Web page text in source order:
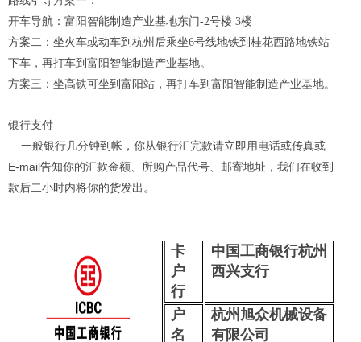
开车导航：富 阳智能制造产业基地东门-2号楼 3楼
方案二：坐火车或动车到杭州后乘坐6号线地铁到桂花西路地铁站
下车，再打车到富 阳智能制造产业基地。
方案三：坐高铁可坐到富阳站，再打车到 富阳智能制造产业基地。
银行支付
一般银行几分钟到帐，你从银行汇完款请立即用电话或传真或
E-mail告知你的汇款金额、所购产品代号、邮寄地址，我们在收到
款后二小时内将你的货发出。
卡
户
行
中国工商银行杭州
西兴支行
户
名
杭州旭众机械设备
有限公司